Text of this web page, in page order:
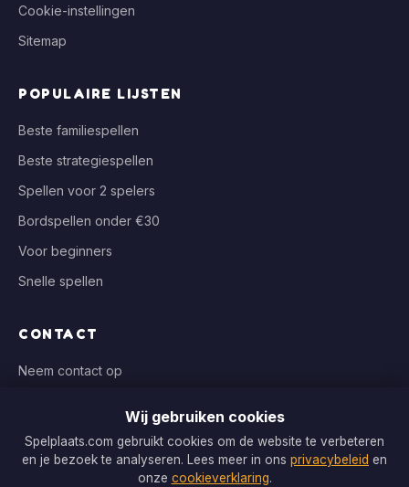
Cookie-instellingen
Sitemap
POPULAIRE LIJSTEN
Beste familiespellen
Beste strategiespellen
Spellen voor 2 spelers
Bordspellen onder €30
Voor beginners
Snelle spellen
CONTACT
Neem contact op
WIJ VERGELIJKEN BIJ
Bol.com, Spellenrijk, Boardgameshop.nl
Wij gebruiken cookies
Spelplaats.com gebruikt cookies om de website te verbeteren
en je bezoek te analyseren. Lees meer in ons privacybeleid en
onze cookieverklaring.